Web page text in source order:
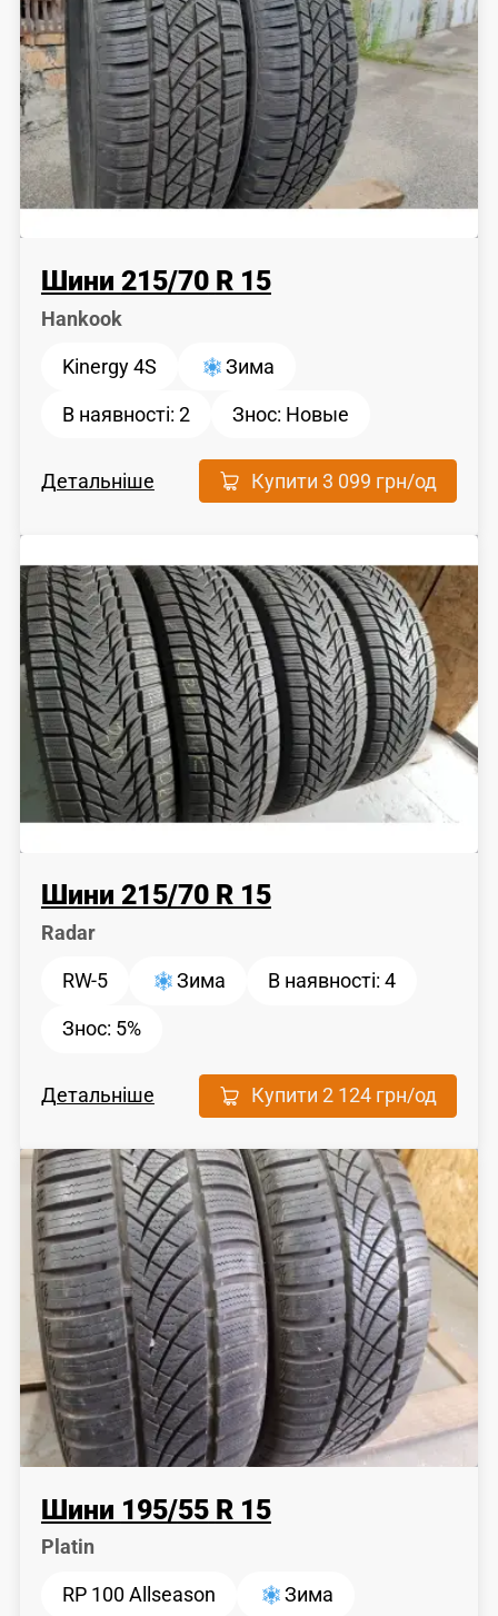
Шини 215/70 R 15
Hankook
Kinergy 4S Зима
В наявності: 2 Знос: Новые
Детальніше Купити3 099 грн/од
Шини 215/70 R 15
Radar
RW-5 Зима В наявності: 4
Знос: 5%
Детальніше Купити2 124 грн/од
Шини 195/55 R 15
Platin
RP 100 Allseason Зима